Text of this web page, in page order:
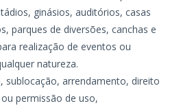
ginásios, auditórios, casas
parques de diversões, canchas e
realização de eventos ou
natureza.
sublocação, arrendamento, direito
permissão de uso,